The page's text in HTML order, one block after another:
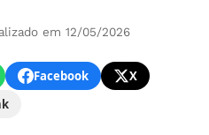
em 12/05/2026
Facebook
X